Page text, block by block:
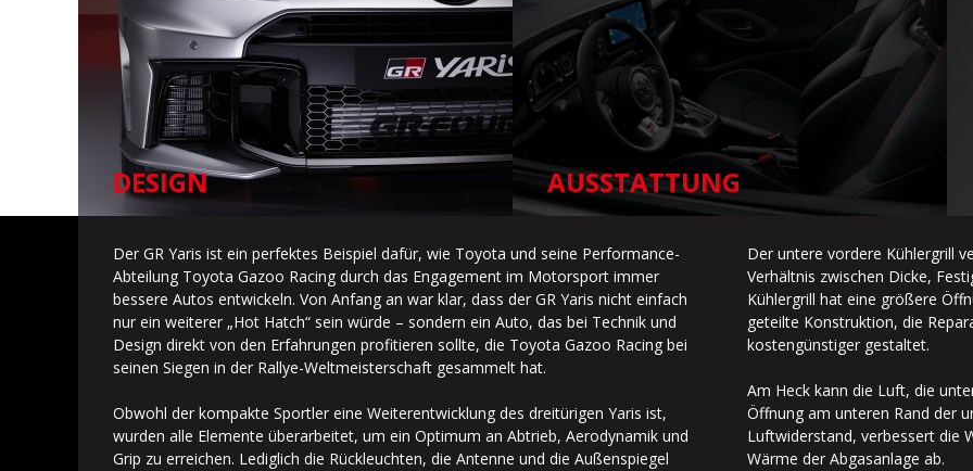
DESIGN AUSSTATTUNG
Der GR Yaris ist ein perfektes Beispiel dafür, wie Toyota und seine Performance-
Abteilung Toyota Gazoo Racing durch das Engagement im Motorsport immer
bessere Autos entwickeln. Von Anfang an war klar, dass der GR Yaris nicht einfach
nur ein weiterer „Hot Hatch“ sein würde – sondern ein Auto, das bei Technik und
Design direkt von den Erfahrungen profitieren sollte, die Toyota Gazoo Racing bei
seinen Siegen in der Rallye-Weltmeisterschaft gesammelt hat.
Obwohl der kompakte Sportler eine Weiterentwicklung des dreitürigen Yaris ist,
wurden alle Elemente überarbeitet, um ein Optimum an Abtrieb, Aerodynamik und
Grip zu erreichen. Lediglich die Rückleuchten, die Antenne und die Außenspiegel
Der untere vordere Kühlergrill
Verhältnis zwischen Dicke,
Kühlergrill hat eine größere
geteilte Konstruktion, die
kostengünstiger gestaltet.
Am Heck kann die Luft, die
Öffnung am unteren Rand der
Luftwiderstand, verbessert die
Wärme der Abgasanlage ab.